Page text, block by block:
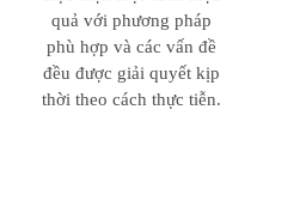
quả với phương pháp
phù hợp và các vấn đề
đều được giải quyết kịp
thời theo cách thực tiễn.